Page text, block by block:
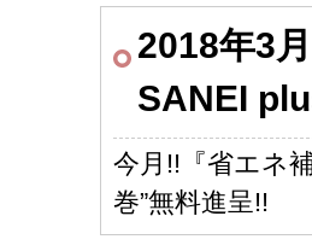
2018年3
SANEI
今月!!『省エネ
巻”無料進呈!!